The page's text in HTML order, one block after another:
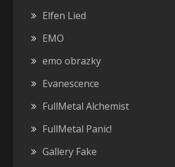
Elfen Lied
EMO
emo obrazky
Evanescence
FullMetal Alchemist
FullMetal Panic!
Gallery Fake